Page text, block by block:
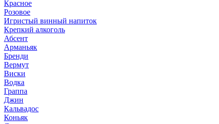
Красное
Розовое
Игристый винный напиток
Крепкий алкоголь
Абсент
Арманьяк
Бренди
Вермут
Виски
Водка
Граппа
Джин
Кальвадос
Коньяк